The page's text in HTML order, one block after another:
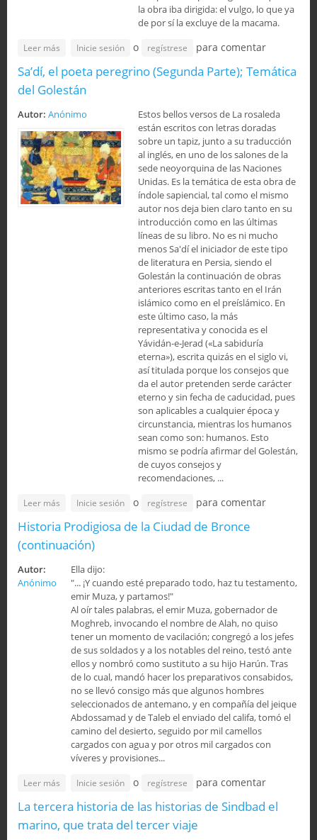
la obra iba dirigida: el vulgo, lo que ya
de por sí la excluye de la macama.
Leer más sobre Sa’dí, el poeta peregrino (Tercera Parte); El estilo de
Inicie sesión o regístrese para comentar
Sa’dí, el poeta peregrino (Segunda Parte); Temática
del Golestán
Autor: Anónimo
Estos bellos versos de La rosaleda
están escritos con letras doradas
sobre un tapiz, junto a su traducción
al inglés, en uno de los salones de la
sede neoyorquina de las Naciones
Unidas. Es la temática de esta obra de
índole sapiencial, tal como el mismo
autor nos deja bien claro tanto en su
introducción como en las últimas
líneas de su libro. No es ni mucho
menos Sa'dí el iniciador de este tipo
de literatura en Persia, siendo el
Golestán la continuación de obras
anteriores escritas tanto en el Irán
islámico como en el preíslámico. En
este último caso, la más
representativa y conocida es el
Yávidán-e-Jerad («La sabiduría
eterna»), escrita quizás en el siglo vi,
así titulada porque los consejos que
da el autor pretenden serde carácter
eterno y sin fecha de caducidad, pues
son aplicables a cualquier época y
circunstancia, mientras los humanos
sean como son: humanos. Esto
mismo se podría afirmar del Golestán,
de cuyos consejos y
recomendaciones, ...
Leer más sobre Sa’dí, el poeta peregrino (Segunda Parte); Temática
Inicie sesión o regístrese para comentar
Historia Prodigiosa de la Ciudad de Bronce
(continuación)
Autor:
Anónimo
Ella dijo:
"... ¡Y cuando esté preparado todo, haz tu testamento,
emir Muza, y partamos!"
Al oír tales palabras, el emir Muza, gobernador de
Moghreb, invocando el nombre de Alah, no quiso
tener un momento de vacilación; congregó a los jefes
de sus soldados y a los notables del reino, testó ante
ellos y nombró como sustituto a su hijo Harún. Tras
de lo cual, mandó hacer los preparativos consabidos,
no se llevó consigo más que algunos hombres
seleccionados de antemano, y en compañía del jeique
Abdossamad y de Taleb el enviado del califa, tomó el
camino del desierto, seguido por mil camellos
cargados con agua y por otros mil cargados con
víveres y provisiones...
Leer más sobre Historia Prodigiosa de la Ciudad de Bronce
Inicie sesión o regístrese para comentar
La tercera historia de las historias de Sindbad el
marino, que trata del tercer viaje